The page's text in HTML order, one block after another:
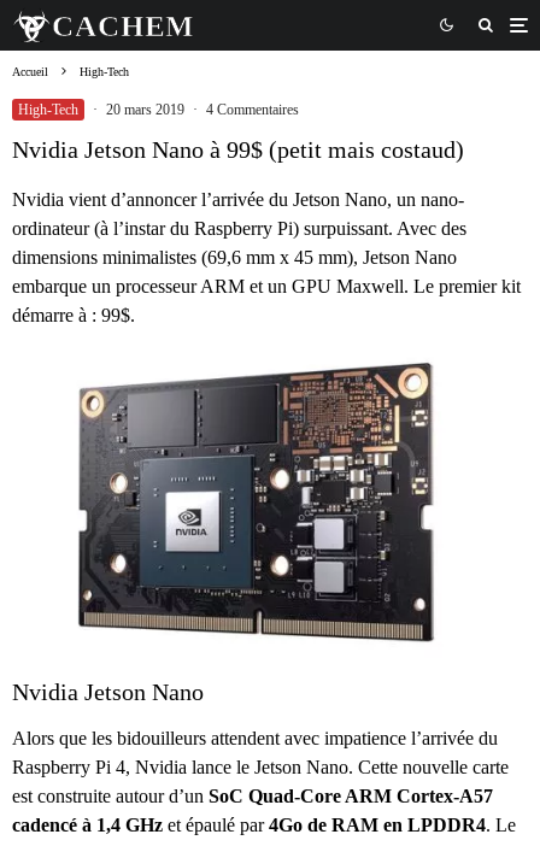
Accueil High-Tech
High-Tech · 20 mars 2019 · 4 Commentaires
Nvidia Jetson Nano à 99$ (petit mais costaud)
Nvidia vient d’annoncer l’arrivée du Jetson Nano, un nano-
ordinateur (à l’instar du Raspberry Pi) surpuissant. Avec des
dimensions minimalistes (69,6 mm x 45 mm), Jetson Nano
embarque un processeur ARM et un GPU Maxwell. Le premier kit
démarre à : 99$.
Nvidia Jetson Nano
Alors que les bidouilleurs attendent avec impatience l’arrivée du
Raspberry Pi 4, Nvidia lance le Jetson Nano. Cette nouvelle carte
est construite autour d’un SoC Quad-Core ARM Cortex-A57
cadencé à 1,4 GHz et épaulé par4Go de RAM en LPDDR4. Le